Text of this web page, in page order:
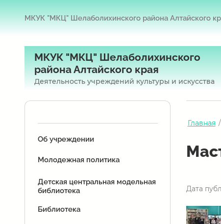
МКУК "МКЦ" Шелаболихинского района Алтайского
МКУК "МКЦ" Шелаболихинского
района Алтайского края
Деятельность учреждений культуры и искусства
Об учреждении
Молодежная политика
Детская центральная модельная
библиотека
Библиотека
Главная /
Дата